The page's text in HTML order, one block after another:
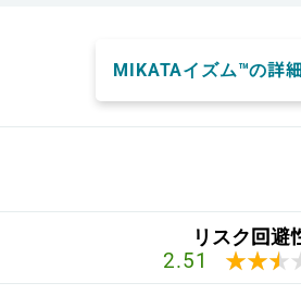
MIKATAイズム™の詳
リスク回避
2.51